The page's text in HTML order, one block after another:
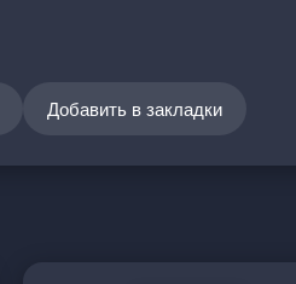
Добавить в закладки